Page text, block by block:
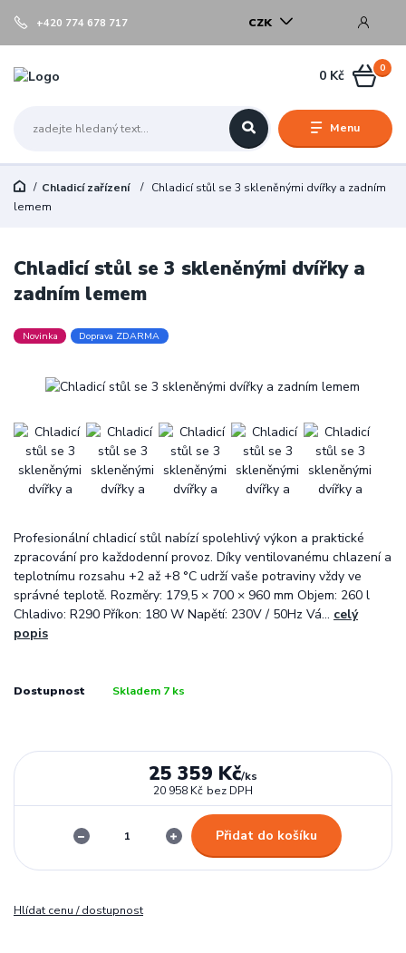
Menu
CZK
+420 774 678 717
0
0 Kč
Chladicí zařízení
Chladicí stůl se 3 skleněnými dvířky a zadním
lemem
Chladicí stůl se 3 skleněnými dvířky a
zadním lemem
Novinka Doprava ZDARMA
Profesionální chladicí stůl nabízí spolehlivý výkon a praktické
zpracování pro každodenní provoz. Díky ventilovanému chlazení a
teplotnímu rozsahu +2 až +8 °C udrží vaše potraviny vždy ve
správné teplotě. Rozměry: 179,5 × 700 × 960 mm Objem: 260 l
Chladivo: R290 Příkon: 180 W Napětí: 230V / 50Hz Vá... celý
popis
Dostupnost Skladem 7 ks
25 359 Kč/ks
20 958 Kč bez DPH
Přidat do košíku
Hlídat cenu / dostupnost